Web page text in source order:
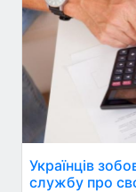
Українців
службу про